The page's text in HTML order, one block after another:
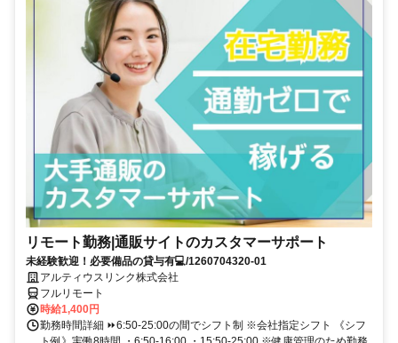
リモート勤務|通販サイトのカスタマーサポート
未経験歓迎！必要備品の貸与有💻/1260704320-01
アルティウスリンク株式会社
フルリモート
時給1,400円
勤務時間詳細 ⏩6:50-25:00の間でシフト制 ※会社指定シフト 《シフ